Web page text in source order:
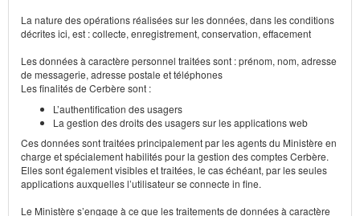
La nature des opérations réalisées sur les données, dans les conditions
décrites ici, est : collecte, enregistrement, conservation, effacement
Les données à caractère personnel traitées sont : prénom, nom, adresse
de messagerie, adresse postale et téléphones
Les finalités de Cerbère sont :
L’authentification des usagers
La gestion des droits des usagers sur les applications web
Ces données sont traitées principalement par les agents du Ministère en
charge et spécialement habilités pour la gestion des comptes Cerbère.
Elles sont également visibles et traitées, le cas échéant, par les seules
applications auxquelles l’utilisateur se connecte in fine.
Le Ministère s’engage à ce que les traitements de données à caractère